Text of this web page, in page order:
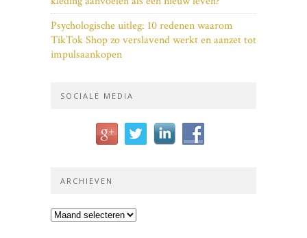
Psychologische uitleg: 10 redenen waarom
TikTok Shop zo verslavend werkt en aanzet tot
impulsaankopen
SOCIALE MEDIA
ARCHIEVEN
Archieven